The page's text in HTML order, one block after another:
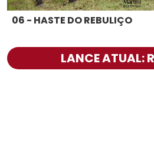
06 - HASTE DO REBULIÇO
LANCE ATUAL: